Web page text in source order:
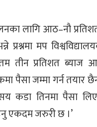
लागि आठ–नौ
मप
तीन प्रतिशत
पैसा जम्मा गर्न
सय कडा तिनमा पैसा
एकदम जरुरी छ ।’